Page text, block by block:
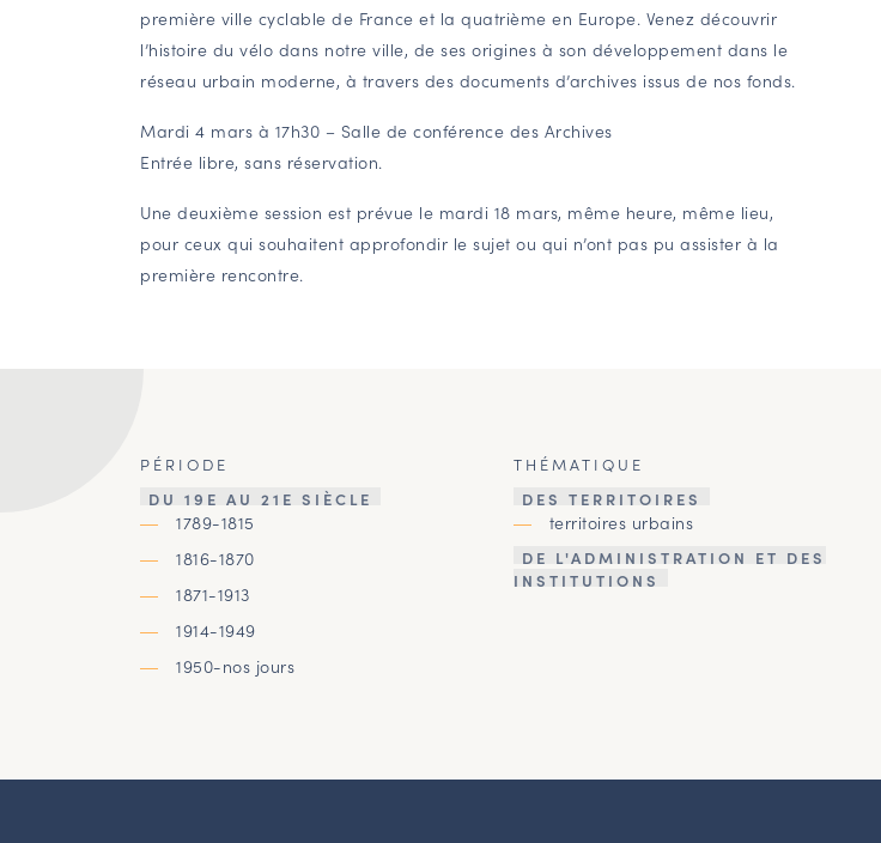
première ville cyclable de France et la quatrième en Europe. Venez découvrir
l’histoire du vélo dans notre ville, de ses origines à son développement dans le
réseau urbain moderne, à travers des documents d’archives issus de nos fonds.
Mardi 4 mars à 17h30 – Salle de conférence des Archives
Entrée libre, sans réservation.
Une deuxième session est prévue le mardi 18 mars, même heure, même lieu,
pour ceux qui souhaitent approfondir le sujet ou qui n’ont pas pu assister à la
première rencontre.
PÉRIODE
DU 19E AU 21E SIÈCLE
1789-1815
1816-1870
1871-1913
1914-1949
1950-nos jours
THÉMATIQUE
DES TERRITOIRES
territoires urbains
DE L'ADMINISTRATION ET DES
INSTITUTIONS